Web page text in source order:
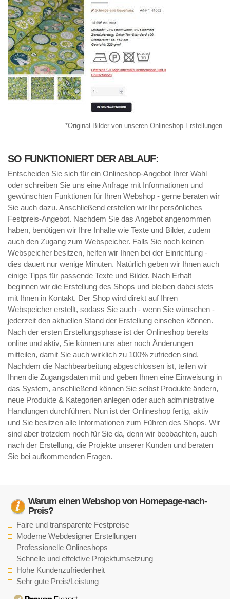
*Original-Bilder von unseren Onlineshop-Erstellungen
SO FUNKTIONIERT DER ABLAUF:
Entscheiden Sie sich für ein Onlineshop-Angebot Ihrer Wahl
oder schreiben Sie uns eine Anfrage mit Informationen und
gewünschten Funktionen für Ihren Webshop - gerne beraten wir
Sie auch dazu. Anschließend erstellen wir Ihr persönliches
Festpreis-Angebot. Nachdem Sie das Angebot angenommen
haben, benötigen wir Ihre Inhalte wie Texte und Bilder, zudem
auch den Zugang zum Webspeicher. Falls Sie noch keinen
Webspeicher besitzen, helfen wir Ihnen bei der Einrichtung -
dies dauert nur wenige Minuten. Natürlich geben wir Ihnen auch
einige Tipps für passende Texte und Bilder. Nach Erhalt
beginnen wir die Erstellung des Shops und bleiben dabei stets
mit Ihnen in Kontakt. Der Shop wird direkt auf Ihren
Webspeicher erstellt, sodass Sie auch - wenn Sie wünschen -
jederzeit den aktuellen Stand der Erstellung einsehen können.
Nach der ersten Erstellungsphase ist der Onlineshop bereits
online und aktiv, Sie können uns aber noch Änderungen
mitteilen, damit Sie auch wirklich zu 100% zufrieden sind.
Nachdem die Nachbearbeitung abgeschlossen ist, teilen wir
Ihnen die Zugangsdaten mit und geben Ihnen eine Einweisung in
das System, anschließend können Sie selbst Produkte ändern,
neue Produkte & Kategorien anlegen oder auch administrative
Handlungen durchführen. Nun ist der Onlineshop fertig, aktiv
und Sie besitzen alle Informationen zum Führen des Shops. Wir
sind aber trotzdem noch für Sie da, denn wir beobachten, auch
nach der Erstellung, die Projekte unserer Kunden und beraten
Sie bei aufkommenden Fragen.
Warum einen Webshop von Homepage-nach-
Preis?
Faire und transparente Festpreise
Moderne Webdesigner Erstellungen
Professionelle Onlineshops
Schnelle und effektive Projektumsetzung
Hohe Kundenzufriedenheit
Sehr gute Preis/Leistung